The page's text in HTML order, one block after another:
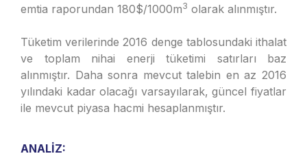
emtia raporundan 180$/1000m3 olarak alınmıştır.
Tüketim verilerinde 2016 denge tablosundaki ithalat
ve toplam nihai enerji tüketimi satırları baz
alınmıştır. Daha sonra mevcut talebin en az 2016
yılındaki kadar olacağı varsayılarak, güncel fiyatlar
ile mevcut piyasa hacmi hesaplanmıştır.
ANALİZ: